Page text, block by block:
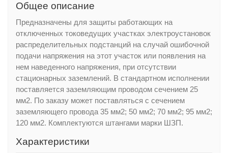
Общее описание
Предназначены для защиты работающих на
отключенных токоведущих участках электроустановок
распределительных подстанций на случай ошибочной
подачи напряжения на этот участок или появления на
нем наведенного напряжения, при отсутствии
стационарных заземлений. В стандартном исполнении
поставляется заземляющим проводом сечением 25
мм2. По заказу может поставляться с сечением
заземляющего провода 35 мм2; 50 мм2; 70 мм2; 95 мм2;
120 мм2. Комплектуются штангами марки ШЗП.
Характеристики